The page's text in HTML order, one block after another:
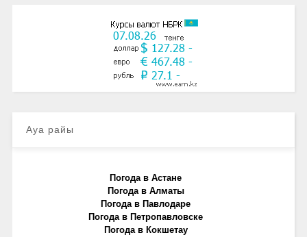
Ауа райы
Погода в Астане
Погода в Алматы
Погода в Павлодаре
Погода в Петропавловске
Погода в Кокшетау